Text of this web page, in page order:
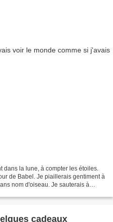
la lune, à compter les étoiles.
de Babel. Je piaillerais gentiment à
nom d'oiseau. Je sauterais à
cadeaux